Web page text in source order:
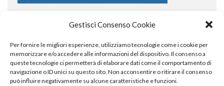
Gestisci Consenso Cookie
Per fornire le migliori esperienze, utilizziamo tecnologie come i cookie per
memorizzare e/o accedere alle informazioni del dispositivo. Il consenso a
queste tecnologie ci permetterà di elaborare dati come il comportamento di
navigazione o ID unici su questo sito. Non acconsentire o ritirare il consenso
può influire negativamente su alcune caratteristiche e funzioni.
COPYRIGHT
© TheArchitecturalPost 2024